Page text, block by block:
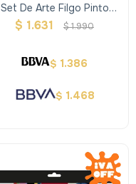
Set De Arte Filgo Pinto
Coleccion - Maletin 90
$ 1.631 $1.990
$ 1.386
$ 1.468